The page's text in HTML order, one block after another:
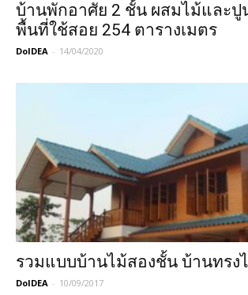
บ้านพักอาศัย 2 ชั้น ผสมไม้และปู
พื้นที่ใช้สอย 254 ตารางเมตร
DoIDEA - 14/04/2020
รวมแบบบ้านไม้สองชั้น บ้านทรง
DoIDEA - 10/09/2017